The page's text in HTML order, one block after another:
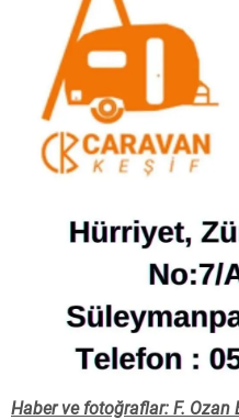
Haber ve fotoğraflar: F. Ozan